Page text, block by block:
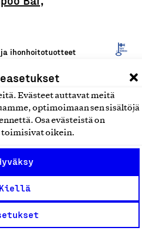
Evästeet auttavat meitä
optimoimaan sen sisältöjä
Osa evästeistä on
oikein.
Kiellä
ihonhoitotuotteet
Bar,
ihonhoitotuotteet
huulivoide